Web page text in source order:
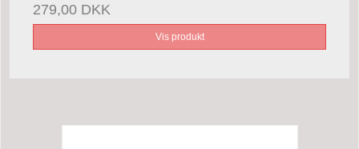
279,00 DKK
Vis produkt